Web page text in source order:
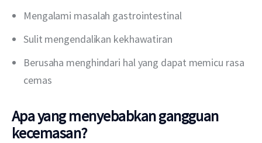
Mengalami masalah gastrointestinal
Sulit mengendalikan kekhawatiran
Berusaha menghindari hal yang dapat memicu rasa
cemas
Apa yang menyebabkan gangguan
kecemasan?